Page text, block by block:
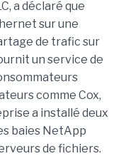
a déclaré que
sur une
de trafic sur
un service de
comme Cox,
a installé deux
baies NetApp
de fichiers.